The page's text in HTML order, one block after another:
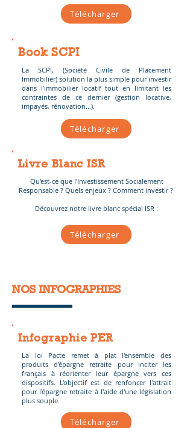
Télécharger
Book SCPI
La SCPI, (Société Civile de Placement
Immobilier) solution la plus simple pour investir
dans l’immobilier locatif tout en limitant les
contraintes de ce dernier (gestion locative,
impayés, rénovation…).
Télécharger
Livre Blanc ISR
Qu'est-ce que l'Investissement Socialement
Responsable ? Quels enjeux ? Comment investir ?
Découvrez notre livre blanc spécial ISR :
Télécharger
NOS INFOGRAPHIES
Infographie PER
La loi Pacte remet à plat l'ensemble des
produits d'épargne retraite pour inciter les
français à réorienter leur épargne vers ces
dispositifs. L'objectif est de renfoncer l'attrait
pour l'épargne retraite à l'aide d'une législation
plus souple.
Télécharger